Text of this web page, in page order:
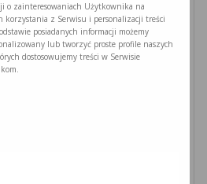
Z PAPIERU RYŻOWEGO Z
I WARZYWAMI
o zainteresowaniach Użytkownika na
korzystania z Serwisu i personalizacji treści
posiadanych informacji możemy
lub tworzyć proste profile naszych
dostosowujemy treści w Serwisie